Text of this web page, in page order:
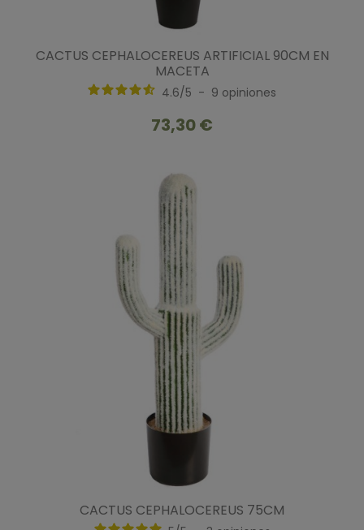
CACTUS CEPHALOCEREUS ARTIFICIAL 90CM EN
MACETA
4.6/5 - 9 opiniones
73,30 €
CACTUS CEPHALOCEREUS 75CM